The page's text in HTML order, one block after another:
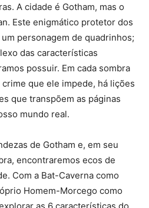
A cidade é Gotham, mas o
Este enigmático protetor dos
personagem de quadrinhos;
das características
possuir. Em cada sombra
que ele impede, há lições
que transpõem as páginas
mundo real.
de Gotham e, em seu
encontraremos ecos de
Com a Bat-Caverna como
Homem-Morcego como